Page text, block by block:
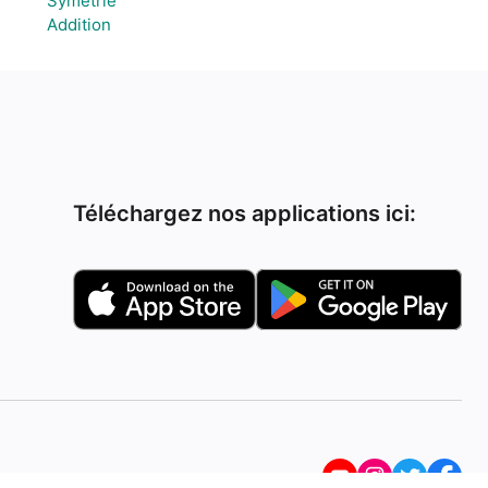
Addition
Téléchargez nos applications ici: